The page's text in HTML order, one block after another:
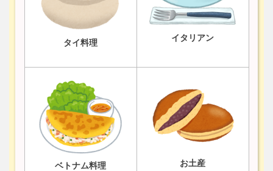
タイ料理
イタリアン
ベトナム料理 お土産